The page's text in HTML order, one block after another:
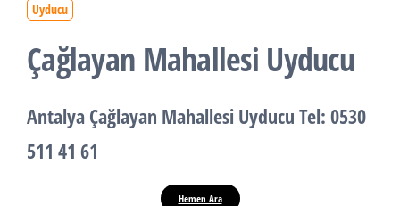
Uyducu
Çağlayan Mahallesi Uyducu
Antalya Çağlayan Mahallesi Uyducu Tel: 0530
511 41 61
Hemen Ara